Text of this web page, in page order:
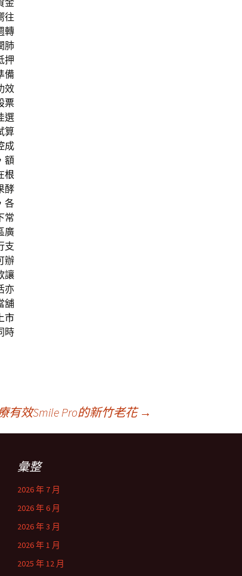
金
往
轉
肺
押
備
效
票
選
算
成
額
根
酵
各
常
廣
支
辦
讓
亦
舖
市
時
有效Smile Pro的新竹老花→
彙整
2026 年 7 月
2026 年 6 月
2026 年 3 月
2026 年 1 月
2025 年 12 月